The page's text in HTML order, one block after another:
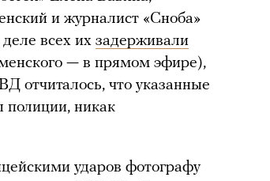
и журналист «Сноба»
всех их задерживали
— в прямом эфире),
отчиталось, что указанные
полиции, никак
ударов фотографу